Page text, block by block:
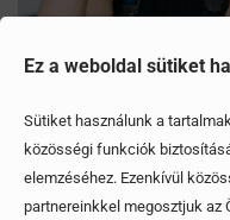
Ez a weboldal sütiket
Sütiket használunk a
közösségi funkciók
elemzéséhez. Ezenkívül
partnereinkkel megosztjuk az
Mítoszok, amiktől mi is